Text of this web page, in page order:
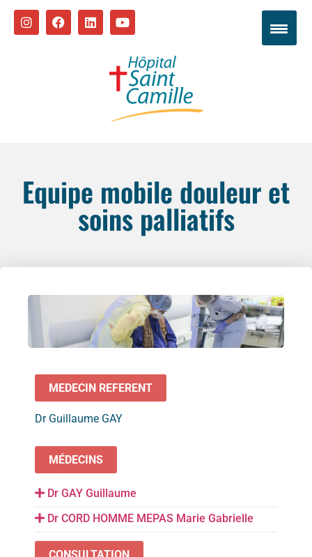
Equipe mobile douleur et
soins palliatifs
MEDECIN REFERENT
Dr Guillaume GAY
MÉDECINS
Dr GAY Guillaume
Dr CORD HOMME MEPAS Marie Gabrielle
CONSULTATION